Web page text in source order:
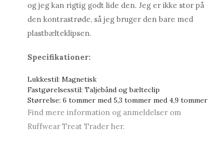
og jeg kan rigtig godt lide den. Jeg er ikke stor på
den kontrastrøde, så jeg bruger den bare med
plastbælteklipsen.
Specifikationer:
Lukkestil: Magnetisk
Fastgørelsesstil: Taljebånd og bælteclip
Størrelse: 6 tommer med 5,3 tommer med 4,9 tommer
Find mere information og anmeldelser om
Ruffwear Treat Trader her.